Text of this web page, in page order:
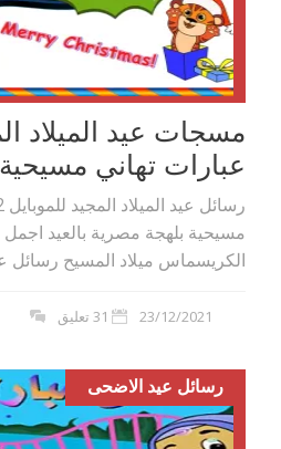
عبارات تهاني مسيحية
مسيحية بلهجة مصرية بالعيد اجمل
الكريسماس ميلاد المسيح رسائل
23/12/2021 31 تعليق
رسائل عيد الاضحى